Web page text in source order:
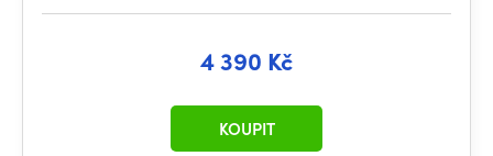
4 390 Kč
KOUPIT